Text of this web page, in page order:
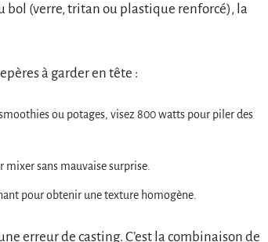
bol (verre, tritan ou plastique renforcé), la
à garder en tête :
ou potages, visez 800 watts pour piler des
sans mauvaise surprise.
pour obtenir une texture homogène.
erreur de casting. C’est la combinaison de